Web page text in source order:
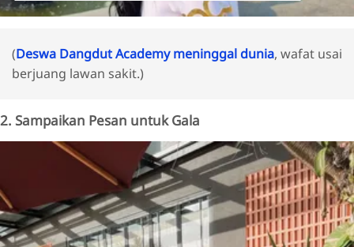
(Deswa Dangdut Academy meninggal dunia, wafat usai
berjuang lawan sakit.)
2. Sampaikan Pesan untuk Gala